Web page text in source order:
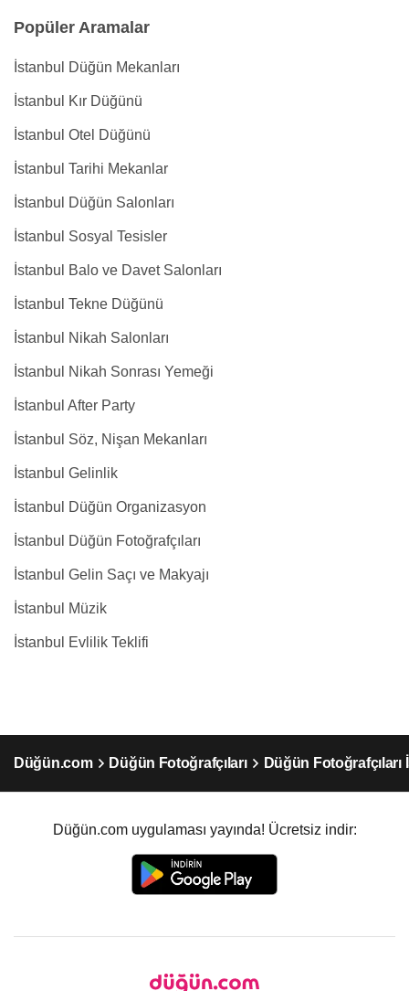
Popüler Aramalar
İstanbul Düğün Mekanları
İstanbul Kır Düğünü
İstanbul Otel Düğünü
İstanbul Tarihi Mekanlar
İstanbul Düğün Salonları
İstanbul Sosyal Tesisler
İstanbul Balo ve Davet Salonları
İstanbul Tekne Düğünü
İstanbul Nikah Salonları
İstanbul Nikah Sonrası Yemeği
İstanbul After Party
İstanbul Söz, Nişan Mekanları
İstanbul Gelinlik
İstanbul Düğün Organizasyon
İstanbul Düğün Fotoğrafçıları
İstanbul Gelin Saçı ve Makyajı
İstanbul Müzik
İstanbul Evlilik Teklifi
Düğün.com Düğün Fotoğrafçıları Düğün Fotoğrafçıları
Düğün.com uygulaması yayında! Ücretsiz indir: